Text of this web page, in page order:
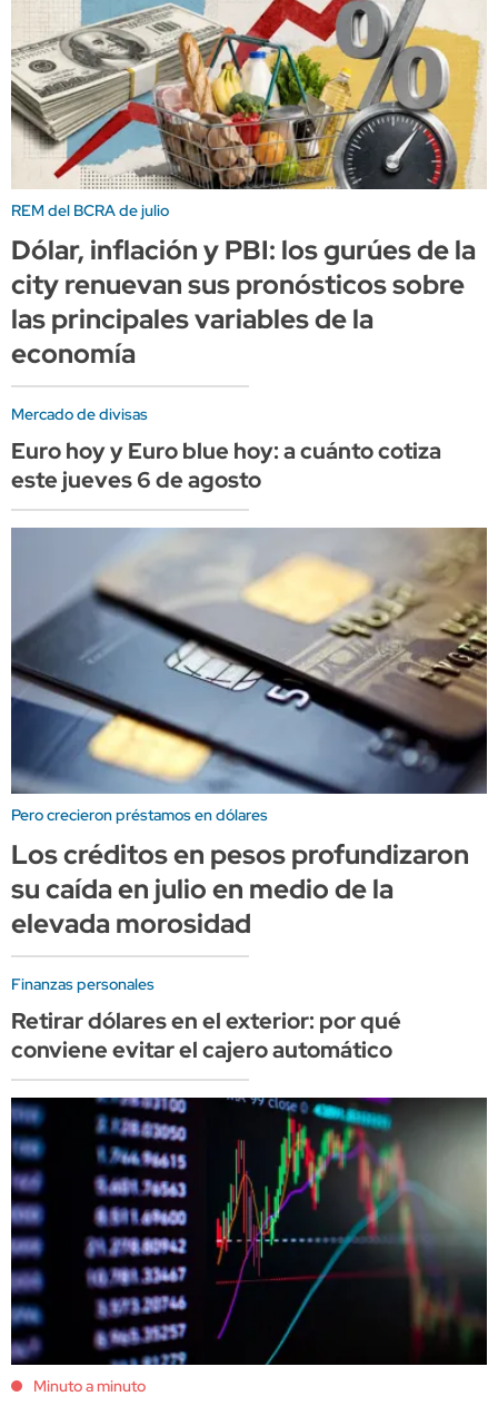
REM del BCRA de julio
Dólar, inflación y PBI: los gurúes de la
city renuevan sus pronósticos sobre
las principales variables de la
economía
Mercado de divisas
Euro hoy y Euro blue hoy: a cuánto cotiza
este jueves 6 de agosto
Pero crecieron préstamos en dólares
Los créditos en pesos profundizaron
su caída en julio en medio de la
elevada morosidad
Finanzas personales
Retirar dólares en el exterior: por qué
conviene evitar el cajero automático
Minuto a minuto